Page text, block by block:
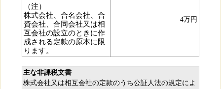
（注）
株式会社、合名会社、合
資会社、合同会社又は相
互会社の設立のときに作
成される定款の原本に限
ります。
4万円
主な非課税文書
株式会社又は相互会社の定款のうち公証人法の規定によ